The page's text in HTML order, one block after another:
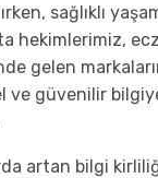
sağlıklı
hekimlerimiz,
gelen
ve güvenilir
artan bilgi